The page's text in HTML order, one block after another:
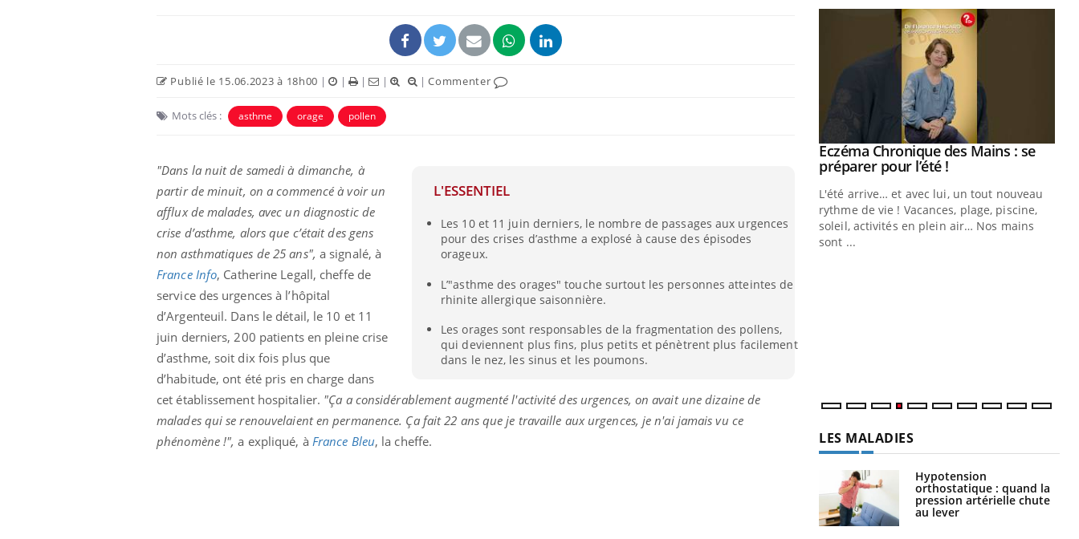
Publié le 15.06.2023 à 18h00 | | | | |Commenter
Mots clés : asthme orage pollen
L'ESSENTIEL
Les 10 et 11 juin derniers, le nombre de passages aux urgences
pour des crises d’asthme a explosé à cause des épisodes
orageux.
L’"asthme des orages" touche surtout les personnes atteintes de
rhinite allergique saisonnière.
Les orages sont responsables de la fragmentation des pollens,
qui deviennent plus fins, plus petits et pénètrent plus facilement
dans le nez, les sinus et les poumons.
"Dans la nuit de samedi à dimanche, à
partir de minuit, on a commencé à voir un
afflux de malades, avec un diagnostic de
crise d’asthme, alors que c’était des gens
non asthmatiques de 25 ans", a signalé, à
France Info, Catherine Legall, cheffe de
service des urgences à l’hôpital
d’Argenteuil. Dans le détail, le 10 et 11
juin derniers, 200 patients en pleine crise
d’asthme, soit dix fois plus que
d’habitude, ont été pris en charge dans
cet établissement hospitalier. "Ça a considérablement augmenté l'activité des urgences, on avait une dizaine de
malades qui se renouvelaient en permanence. Ça fait 22 ans que je travaille aux urgences, je n'ai jamais vu ce
phénomène !", a expliqué, à France Bleu, la cheffe.
expliquer ma maladieYoutube
Il y a des sujets qui sont faciles à aborder...
d'autres non ! D'un côté, poser des
questions sur la maladie d'un proche c'est
prévenir
Fatigue, irritabilité, brouillard mental ou
même alopécie… Les symptômes de la
carence en fer sont multiples ce qui la rend
...
patients comme parfois chez les soignants.
Youtube
Eczéma Chronique des Mains : se
préparer pour l’été !Youtube
L'été arrive… et avec lui, un tout nouveau
rythme de vie ! Vacances, plage, piscine,
soleil, activités en plein air… Nos mains
sont ...
LES MALADIES
Hypotension
orthostatique : quand la
pression artérielle chute
au lever